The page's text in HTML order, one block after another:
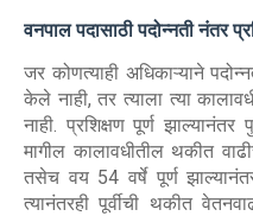
वनपाल पदासाठी पदोन्नती नंतर
जर कोणत्याही अधिकाऱ्याने
केले नाही, तर त्याला त्या
नाही. प्रशिक्षण पूर्ण
मागील कालावधीतील थकीत
तसेच वय 54 वर्षे पूर्ण
त्यानंतरही पूर्वीची थकीत